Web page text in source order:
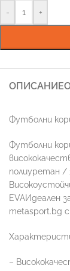
- +
ОПИСАНИЕ
Футболни
Футболни
полиуретан /
EVAИдеален
metasport.bg
–